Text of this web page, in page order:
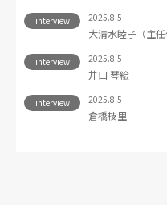
interview 2025.8.5
大清水睦子（主任
interview 2025.8.5
井口 琴絵
interview 2025.8.5
倉橋枝里